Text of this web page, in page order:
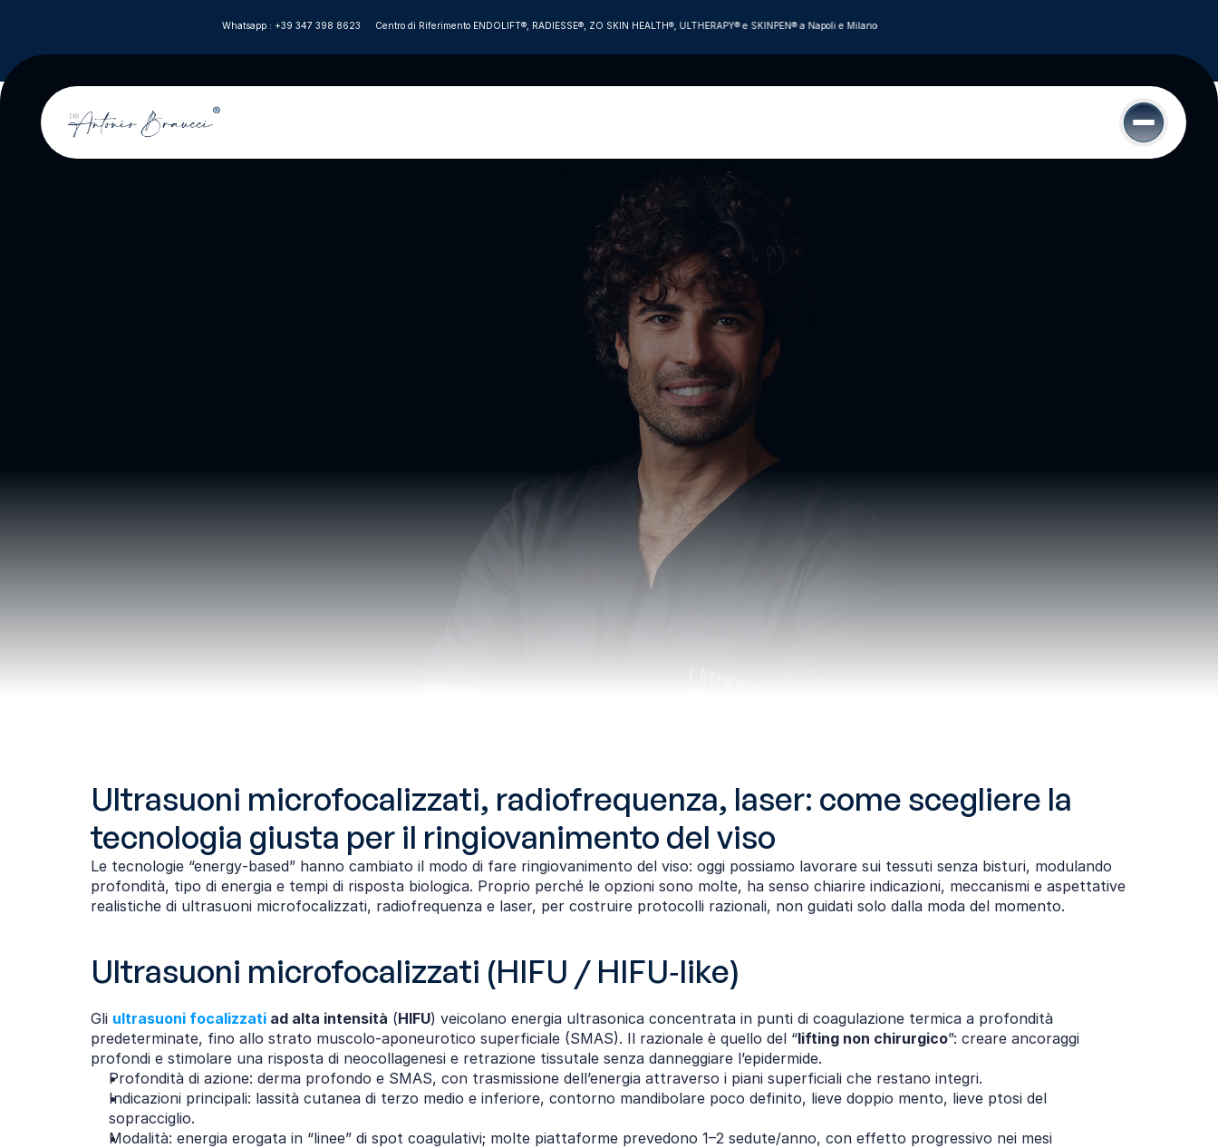
Whatsapp : +39 347 398 8623 Centro di Riferimento ENDOLIFT®, RADIESSE®, ZO SKIN HEALTH®, ULTHERAPY® e SKINPEN® a Napoli e Milano
Ultrasuoni microfocalizzati, radiofrequenza, laser: come scegliere la
tecnologia giusta per il ringiovanimento del viso
Le tecnologie “energy‑based” hanno cambiato il modo di fare ringiovanimento del viso: oggi possiamo lavorare sui tessuti senza bisturi, modulando
profondità, tipo di energia e tempi di risposta biologica. Proprio perché le opzioni sono molte, ha senso chiarire indicazioni, meccanismi e aspettative
realistiche di ultrasuoni microfocalizzati, radiofrequenza e laser, per costruire protocolli razionali, non guidati solo dalla moda del momento.
Ultrasuoni microfocalizzati (HIFU / HIFU‑like)
Gli ultrasuoni focalizzati ad alta intensità (HIFU) veicolano energia ultrasonica concentrata in punti di coagulazione termica a profondità
predeterminate, fino allo strato muscolo‑aponeurotico superficiale (SMAS). Il razionale è quello del “lifting non chirurgico”: creare ancoraggi
profondi e stimolare una risposta di neocollagenesi e retrazione tissutale senza danneggiare l’epidermide.
Profondità di azione: derma profondo e SMAS, con trasmissione dell’energia attraverso i piani superficiali che restano integri.
Indicazioni principali: lassità cutanea di terzo medio e inferiore, contorno mandibolare poco definito, lieve doppio mento, lieve ptosi del
sopracciglio.
Modalità: energia erogata in “linee” di spot coagulativi; molte piattaforme prevedono 1–2 sedute/anno, con effetto progressivo nei mesi